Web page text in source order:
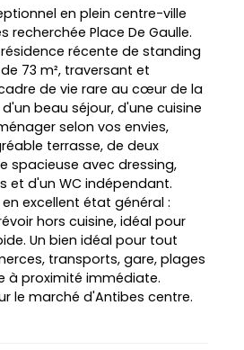
en plein centre-ville
recherchée Place De Gaulle.
récente de standing
73 m², traversant et
de vie rare au cœur de la
beau séjour, d'une cuisine
selon vos envies,
terrasse, de deux
spacieuse avec dressing,
et d'un WC indépendant.
excellent état général :
hors cuisine, idéal pour
Un bien idéal pour tout
transports, gare, plages
à proximité immédiate.
le marché d'Antibes centre.